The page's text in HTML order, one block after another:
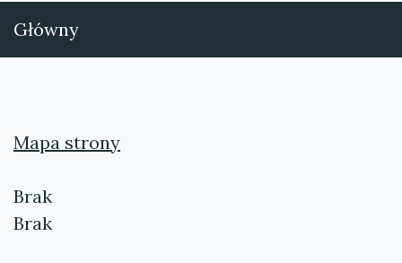
Główny
Mapa strony
Brak
Brak